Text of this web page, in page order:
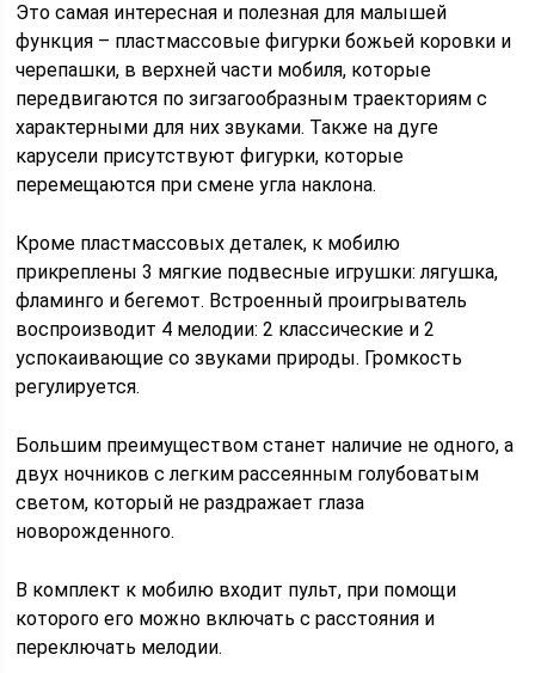
Это самая интересная и полезная для малышей
функция – пластмассовые фигурки божьей коровки и
черепашки, в верхней части мобиля, которые
передвигаются по зигзагообразным траекториям с
характерными для них звуками. Также на дуге
карусели присутствуют фигурки, которые
перемещаются при смене угла наклона.
Кроме пластмассовых деталек, к мобилю
прикреплены 3 мягкие подвесные игрушки: лягушка,
фламинго и бегемот. Встроенный проигрыватель
воспроизводит 4 мелодии: 2 классические и 2
успокаивающие со звуками природы. Громкость
регулируется.
Большим преимуществом станет наличие не одного, а
двух ночников с легким рассеянным голубоватым
светом, который не раздражает глаза
новорожденного.
В комплект к мобилю входит пульт, при помощи
которого его можно включать с расстояния и
переключать мелодии.